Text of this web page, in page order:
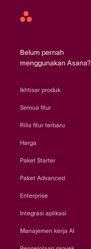
Asana
Belum pernah
menggunakan Asana?
Ikhtisar produk
Semua fitur
Rilis fitur terbaru
Harga
Paket Starter
Paket Advanced
Enterprise
Integrasi aplikasi
Manajemen kerja AI